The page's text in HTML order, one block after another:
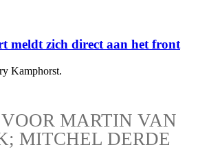
meldt zich direct aan het front
Kamphorst.
MARTIN VAN
MITCHEL DERDE